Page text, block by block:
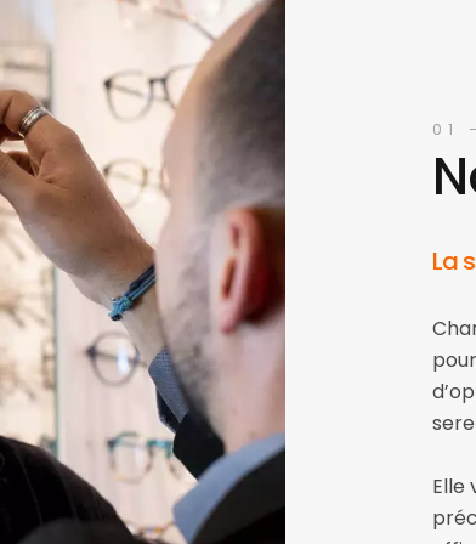
01
La
Elle